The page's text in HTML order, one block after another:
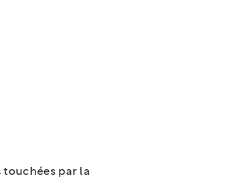
touchées par la